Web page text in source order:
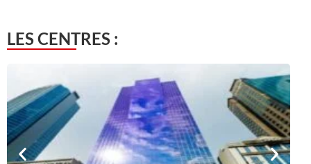
LES CENTRES :